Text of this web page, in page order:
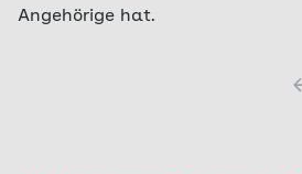
Angehörige hat.